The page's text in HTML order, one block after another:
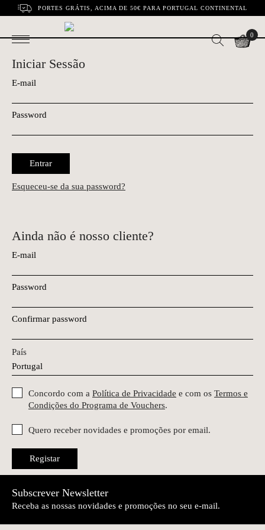
PORTES GRÁTIS, ACIMA DE 50€ PARA PORTUGAL CONTINENTAL
0
Iniciar Sessão
E-mail
Password
Entrar
Esqueceu-se da sua password?
Ainda não é nosso cliente?
E-mail
Password
Confirmar password
País
Concordo com a Política de Privacidade e com os Termos e
Condições do Programa de Vouchers.
Quero receber novidades e promoções por email.
Registar
Subscrever Newsletter
Receba as nossas novidades e promoções no seu e-mail.